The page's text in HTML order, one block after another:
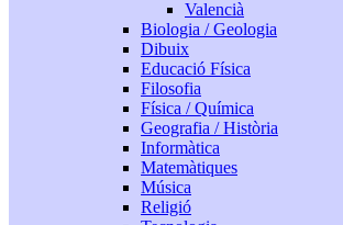
Valencià
Biologia / Geologia
Dibuix
Educació Física
Filosofia
Física / Química
Geografia / Història
Informàtica
Matemàtiques
Música
Religió